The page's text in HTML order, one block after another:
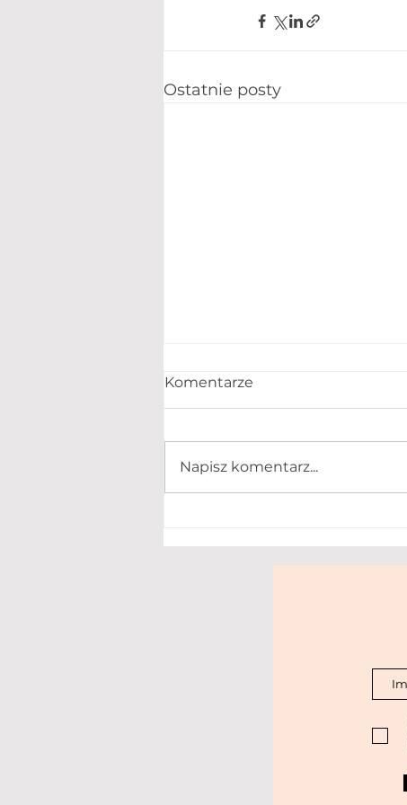
Ostatnie posty
Komentarze
Napisz komentarz...